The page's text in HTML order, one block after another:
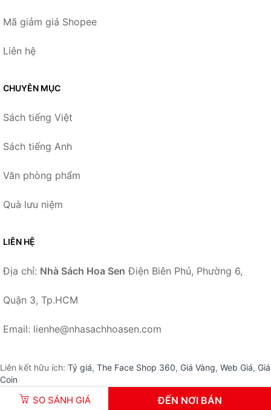
SO SÁNH GIÁ ĐẾN NƠI BÁN
Mã giảm giá Shopee
Liên hệ
CHUYÊN MỤC
Sách tiếng Việt
Sách tiếng Anh
Văn phòng phẩm
Quà lưu niệm
LIÊN HỆ
Địa chỉ: Nhà Sách Hoa Sen Điện Biên Phủ, Phường 6,
Quận 3, Tp.HCM
Email: lienhe@nhasachhoasen.com
Liên kết hữu ích: Tỷ giá, The Face Shop 360, Giá Vàng, Web Giá, Giá
Coin
© 2026 –NhaSachHoaSen.com -Nhà Sách Hoa Sen